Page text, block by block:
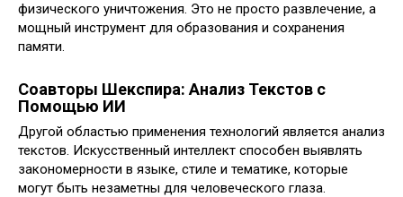
физического уничтожения. Это не просто развлечение, а
мощный инструмент для образования и сохранения
памяти.
Соавторы Шекспира: Анализ Текстов с
Помощью ИИ
Другой областью применения технологий является анализ
текстов. Искусственный интеллект способен выявлять
закономерности в языке, стиле и тематике, которые
могут быть незаметны для человеческого глаза.